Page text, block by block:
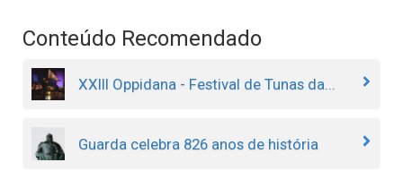
Conteúdo Recomendado
XXIII Oppidana - Festival de Tunas da...
Guarda celebra 826 anos de história